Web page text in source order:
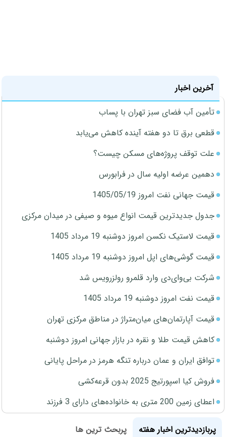
آخرین اخبار
تأمین آب فضای سبز تهران با پساب
قطعی برق تا دو هفته آینده کاهش می‌یابد
علت توقف پروژه‌های مسکن چیست؟
دهمین عرضه اولیه سال در فرابورس
قیمت جهانی نفت امروز 1405/05/19
جدول جدیدترین قیمت انواع میوه و صیفی در میدان مرکزی
قیمت لاستیک نکسن امروز دوشنبه 19 مرداد 1405
قیمت گوشی‌های اپل امروز دوشنبه 19 مرداد 1405
شرکت بی‌وای‌دی وارد قلمرو رولزرویس شد
قیمت نفت امروز دوشنبه 19 مرداد 1405
قیمت آپارتمان‌های میان‌متراژ در مناطق مرکزی تهران
کاهش قیمت طلا و نقره در بازار جهانی امروز دوشنبه
توافق ایران و عمان درباره تنگه هرمز در مراحل پایانی
فروش کیا اسپورتیج 2025 بدون قرعه‌کشی
اعطای زمین 200 متری به خانواده‌های دارای 3 فرزند
پربازدیدترین اخبار هفته
پربحث ترین ها